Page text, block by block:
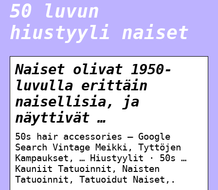
50 luvun
hiustyyli naiset
Naiset olivat 1950-
luvulla erittäin
naisellisia, ja
näyttivät …
50s hair accessories – Google
Search Vintage Meikki, Tyttöjen
Kampaukset, … Hiustyylit · 50s …
Kauniit Tatuoinnit, Naisten
Tatuoinnit, Tatuoidut Naiset,.